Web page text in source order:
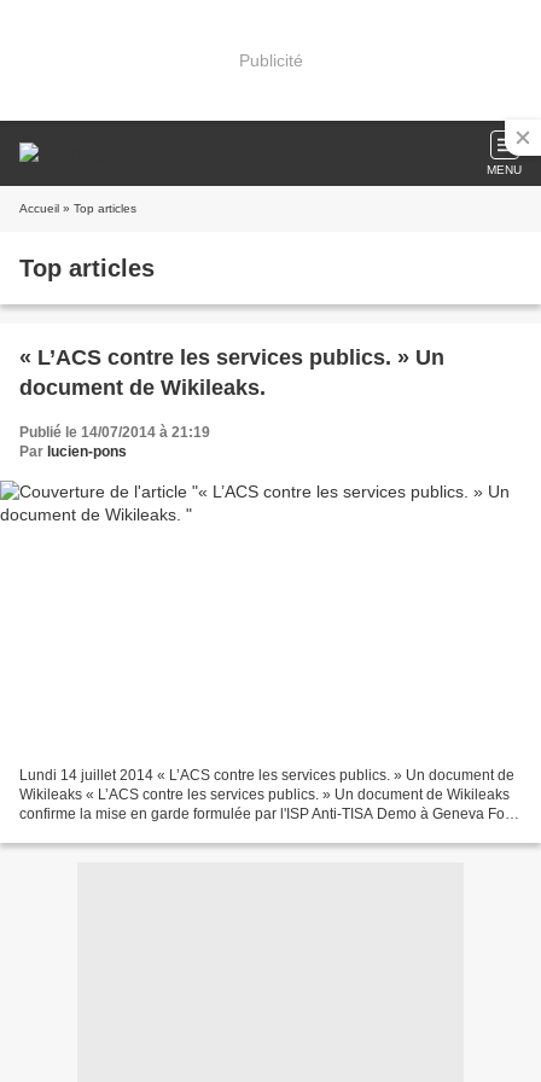
Publicité
MENU
Accueil » Top articles
Top articles
« L’ACS contre les services publics. » Un
document de Wikileaks.
Publié le 14/07/2014 à 21:19
Par lucien-pons
Lundi 14 juillet 2014 « L’ACS contre les services publics. » Un document de
Wikileaks « L’ACS contre les services publics. » Un document de Wikileaks
confirme la mise en garde formulée par l'ISP Anti-TISA Demo à Geneva For